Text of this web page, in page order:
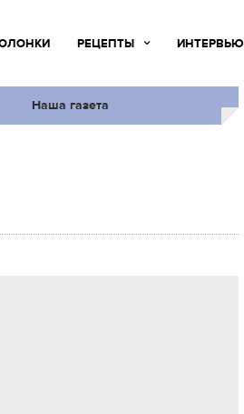
РЕЦЕПТЫ ИНТЕРВЬЮ
Наша газета